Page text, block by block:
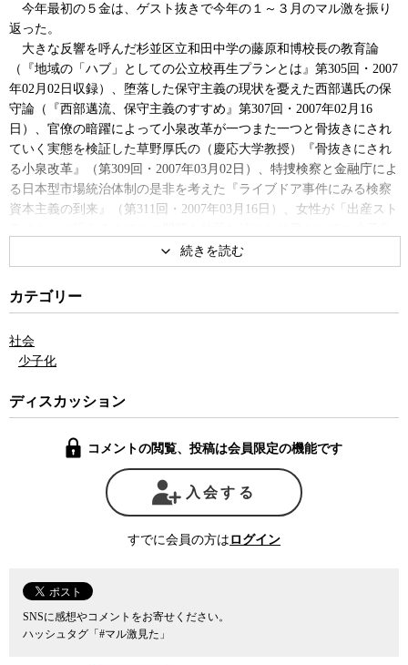
今年最初の５金は、ゲスト抜きで今年の１～３月のマル激を振り
返った。
大きな反響を呼んだ杉並区立和田中学の藤原和博校長の教育論
（『地域の「ハブ」としての公立校再生プランとは』第305回・2007
年02月02日収録）、堕落した保守主義の現状を憂えた西部邁氏の保
守論（『西部邁流、保守主義のすすめ』第307回・2007年02月16
日）、官僚の暗躍によって小泉改革が一つまた一つと骨抜きにされ
ていく実態を検証した草野厚氏の（慶応大学教授）『骨抜きにされ
る小泉改革』（第309回・2007年03月02日）、特捜検察と金融庁によ
る日本型市場統治体制の是非を考えた『ライブドア事件にみる検察
資本主義の到来』（第311回・2007年03月16日）、女性が「出産スト
問題を考えた『日本が「子供を作りたくない国」であるこれだけの
理由』（第312回・2007年03月23日）等々。日本の現状を多角的に見
ていく中で、どうにも禁じ得ないこの「既視感」とも「時代の後戻
り感」とも表現できる重苦しい感覚が何なのかを、久しぶりにゲス
また、番組後半は視聴者からのコメントやリクエストを一気に紹
介した。
カテゴリー
社会
少子化
ディスカッション
コメントの閲覧、投稿は会員限定の機能です
入会する
すでに会員の方は ログイン
SNSに感想やコメントをお寄せください。
ハッシュタグ「#マル激見た」